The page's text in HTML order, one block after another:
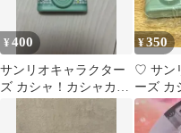
¥400
サンリオキャラクター
ズ カシャ！カシャカメ
¥350
♡ サン
ーズ カ
メラ ポ